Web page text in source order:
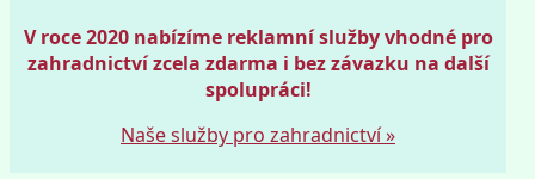
V roce 2020 nabízíme reklamní služby vhodné pro
zahradnictví zcela zdarma i bez závazku na další
spolupráci!
Naše služby pro zahradnictví »